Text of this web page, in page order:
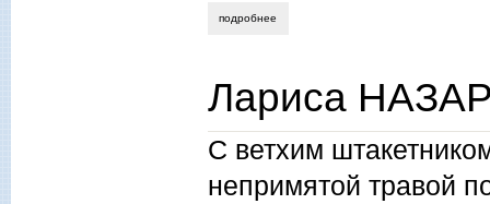
подробнее
Лариса
С ветхим
непримятой травой